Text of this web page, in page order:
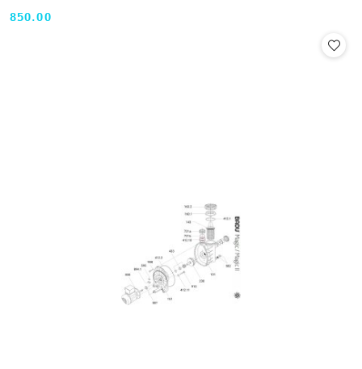
Cena:
850.00